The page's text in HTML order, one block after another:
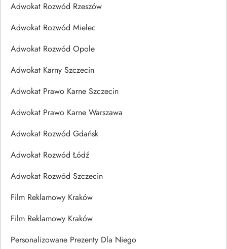
Adwokat Rozwód Rzeszów
Adwokat Rozwód Mielec
Adwokat Rozwód Opole
Adwokat Karny Szczecin
Adwokat Prawo Karne Szczecin
Adwokat Prawo Karne Warszawa
Adwokat Rozwód Gdańsk
Adwokat Rozwód Łódź
Adwokat Rozwód Szczecin
Film Reklamowy Kraków
Film Reklamowy Kraków
Personalizowane Prezenty Dla Niego